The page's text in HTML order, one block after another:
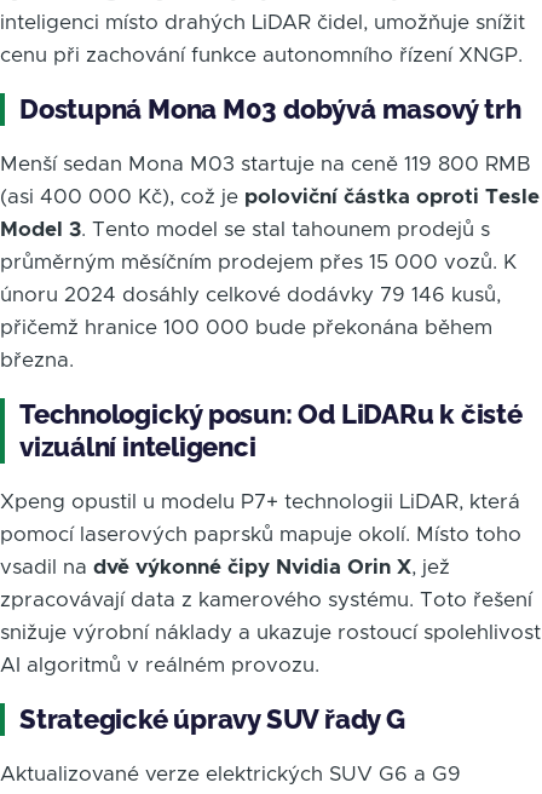
inteligenci místo drahých LiDAR čidel, umožňuje snížit
cenu při zachování funkce autonomního řízení XNGP.
Dostupná Mona M03 dobývá masový trh
Menší sedan Mona M03 startuje na ceně 119 800 RMB
(asi 400 000 Kč), což je poloviční částka oproti Tesle
Model 3. Tento model se stal tahounem prodejů s
průměrným měsíčním prodejem přes 15 000 vozů. K
únoru 2024 dosáhly celkové dodávky 79 146 kusů,
přičemž hranice 100 000 bude překonána během
března.
Technologický posun: Od LiDARu k čisté
vizuální inteligenci
Xpeng opustil u modelu P7+ technologii LiDAR, která
pomocí laserových paprsků mapuje okolí. Místo toho
vsadil na dvě výkonné čipy Nvidia Orin X, jež
zpracovávají data z kamerového systému. Toto řešení
snižuje výrobní náklady a ukazuje rostoucí spolehlivost
AI algoritmů v reálném provozu.
Strategické úpravy SUV řady G
Aktualizované verze elektrických SUV G6 a G9